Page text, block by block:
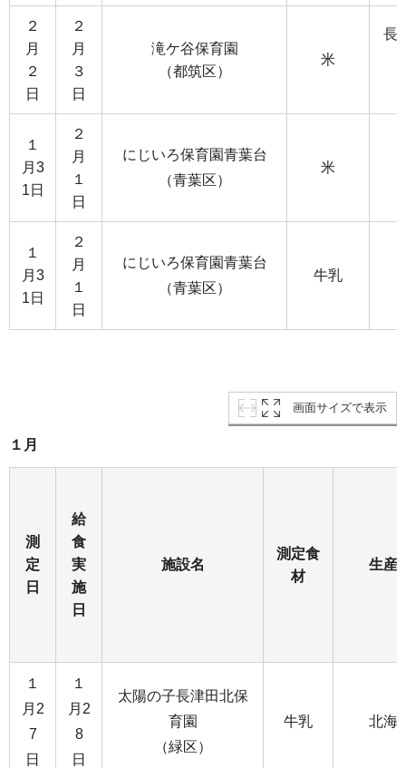
２
月
２
日
２
月
３
日
滝ケ谷保育園
（都筑区）
米
長
１
月3
1日
２
月
１
日
にじいろ保育園青葉台
（青葉区）
米
１
月3
1日
２
月
１
日
にじいろ保育園青葉台
（青葉区）
牛乳
画面サイズで表示
１月
測
定
日
給
食
実
施
日
施設名
測定食
材
生産
１
月2
7
日
１
月2
8
日
太陽の子長津田北保
育園
（緑区）
牛乳 北海